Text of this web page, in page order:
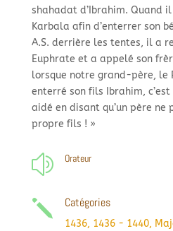
shahadat d’Ibrahim. Quand
Karbala afin d’enterrer son
A.S. derrière les tentes, il a
Euphrate et a appelé son
lorsque notre grand-père, le
enterré son fils Ibrahim, c’est
aidé en disant qu’un père ne
propre fils ! »
z Orateur
j Catégories
1436, 1436 - 1440,